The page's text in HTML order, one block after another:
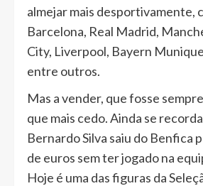
almejar mais desportivamente,
Barcelona, Real Madrid,
City, Liverpool, Bayern
entre outros.
Mas a vender, que fosse
que mais cedo. Ainda se
Bernardo Silva saiu do Benfica
de euros sem ter jogado na
Hoje é uma das figuras da